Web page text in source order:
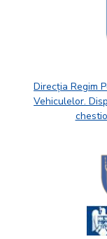
Direcția Regim
Vehiculelor.